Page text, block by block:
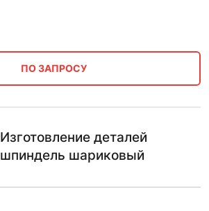
ПО ЗАПРОСУ
Изготовление деталей
шпиндель шариковый